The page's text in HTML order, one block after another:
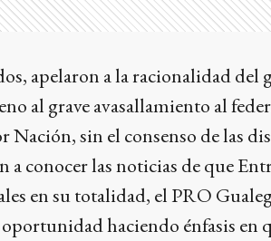
apelaron a la racionalidad del
al grave avasallamiento al
Nación, sin el consenso de las
a conocer las noticias de que
en su totalidad, el PRO
oportunidad haciendo énfasis en